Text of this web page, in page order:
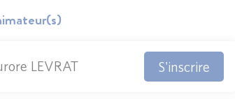
LEVRAT S'inscrire